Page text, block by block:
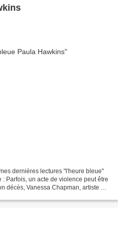
dernières lectures "l'heure bleue"
Parfois, un acte de violence peut être
décès, Vanessa Chapman, artiste à